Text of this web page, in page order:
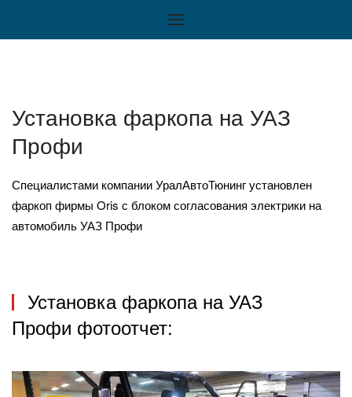
Установка фаркопа на УАЗ
Профи
Специалистами компании УралАвтоТюнинг установлен
фаркоп фирмы Oris с блоком согласования электрики на
автомобиль УАЗ Профи
Установка фаркопа на УАЗ
Профи фотоотчет: